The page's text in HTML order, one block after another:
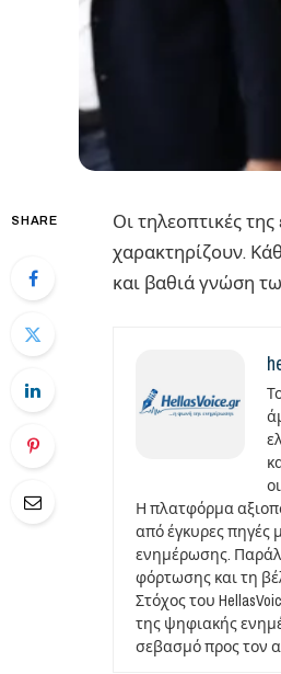
SHARE
Οι τηλεοπτικές
χαρακτηρίζουν.
και βαθιά γνώση
Η πλατφόρμα
από έγκυρες πηγές
ενημέρωσης.
φόρτωσης και τη
Στόχος του
της ψηφιακής
σεβασμό προς τον